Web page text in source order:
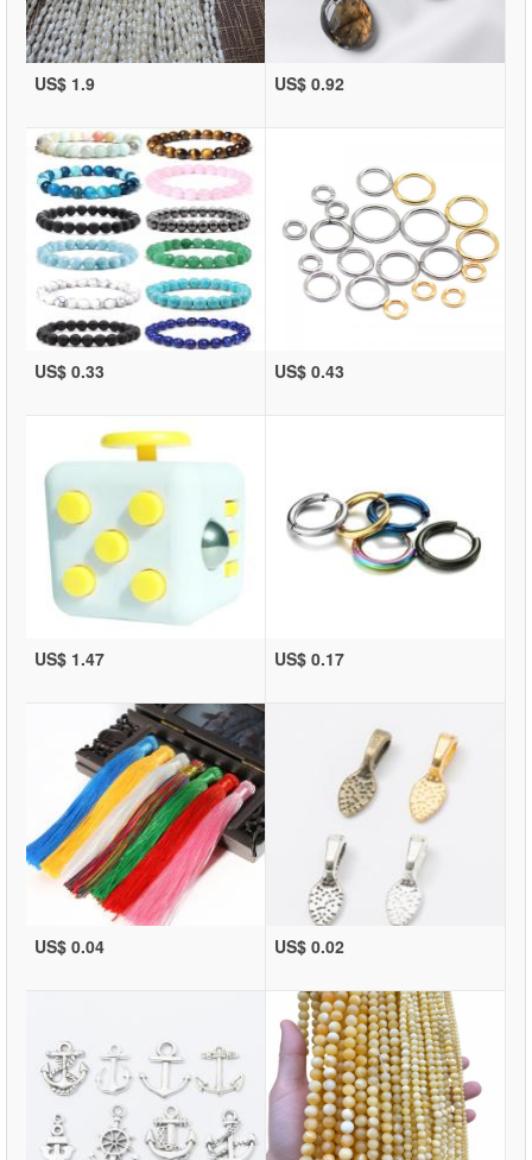
US$ 1.9 US$ 0.92
US$ 0.33 US$ 0.43
US$ 1.47 US$ 0.17
US$ 0.04 US$ 0.02